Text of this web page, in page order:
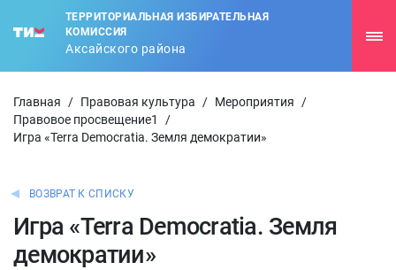
ТЕРРИТОРИАЛЬНАЯ ИЗБИРАТЕЛЬНАЯ
КОМИССИЯ
Аксайского района
Главная / Правовая культура / Мероприятия
/
Правовое просвещение1
/
Игра «Terra Democratia. Земля демократии»
ВОЗВРАТ К СПИСКУ
Игра «Terra Democratia. Земля
демократии»